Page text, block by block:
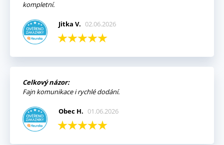
kompletní.
Jitka V. 02.06.2026
Celkový názor:
Fajn komunikace i rychlé dodání.
Obec H. 01.06.2026